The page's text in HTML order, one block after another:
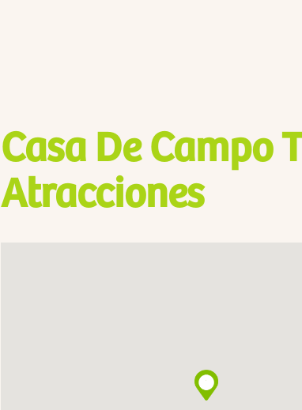
Casa De Campo
Atracciones